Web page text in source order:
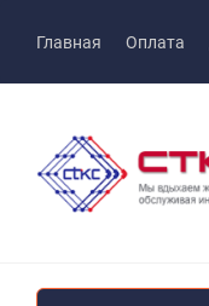
Главная Оплата